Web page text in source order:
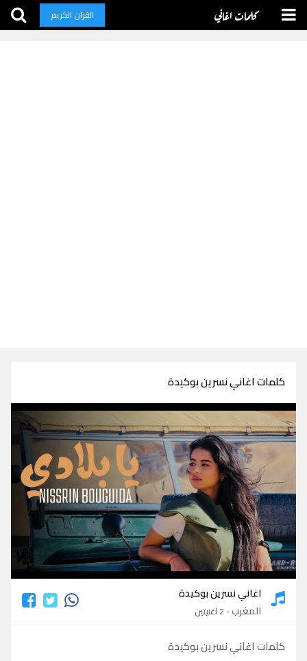
كلمات اغاني القران الكريم
كلمات اغاني نسرين بوكيدة
كلمات اغاني نسرين بوكيدة
اغاني نسرين بوكيدة
المغرب- 2 اغنيتين
كلمات اغاني نسرين بوكيدة